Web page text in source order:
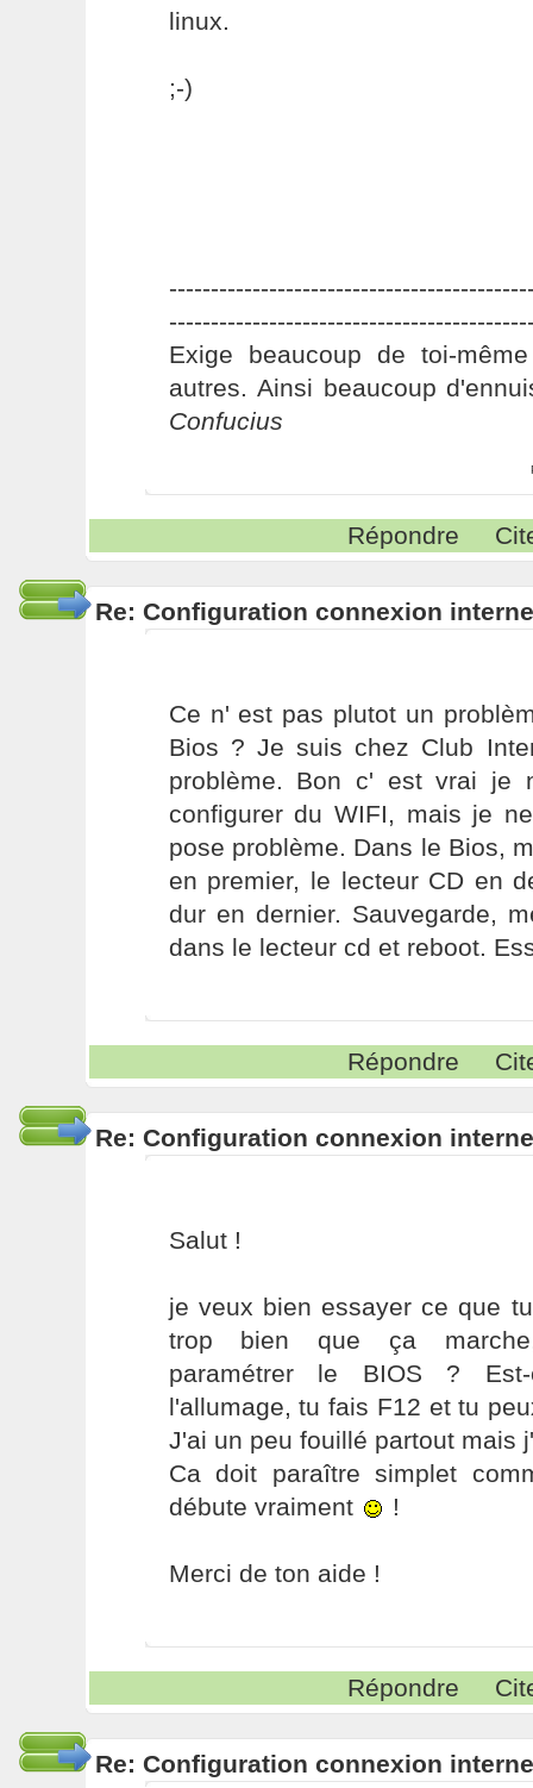
linux.
;-)
Exige beaucoup de toi-
autres. Ainsi beaucoup
Confucius
Répondre
Re: Configuration connexion
Ce n' est pas plutot un
Bios ? Je suis chez Club
problème. Bon c' est vrai je
configurer du WIFI, mais je
pose problème. Dans le Bios,
en premier, le lecteur CD en
dur en dernier. Sauvegarde,
dans le lecteur cd et reboot.
Répondre
Re: Configuration connexion
Salut !
je veux bien essayer ce que
trop bien que ça
paramétrer le BIOS ?
l'allumage, tu fais F12 et tu
J'ai un peu fouillé partout mais
Ca doit paraître simplet
débute vraiment
!
Merci de ton aide !
Répondre
Re: Configuration connexion